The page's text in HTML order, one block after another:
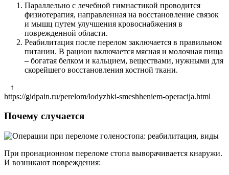
Параллельно с лечебной гимнастикой проводится
физиотерапия, направленная на восстановление связок
и мышц путем улучшения кровоснабжения в
поврежденной области.
Реабилитация после перелом заключается в правильном
питании. В рацион включается мясная и молочная пища
– богатая белком и кальцием, веществами, нужными для
скорейшего восстановления костной ткани.
↑
https://gidpain.ru/perelom/lodyzhki-smeshheniem-operacija.html
Почему случается
При пронационном переломе стопа выворачивается кнаружи.
И возникают повреждения: